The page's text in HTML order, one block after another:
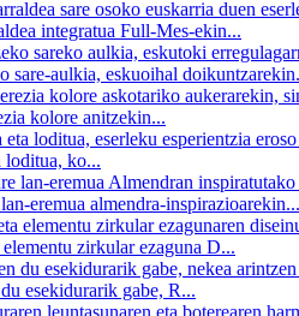
integratua Full-Mes-ekin...
sare-aulkia, eskuoihal
kolore anitzekin...
loditua, ko...
eremua almendra-inspirazioarekin...
zirkular ezaguna D...
esekidurarik gabe, R...